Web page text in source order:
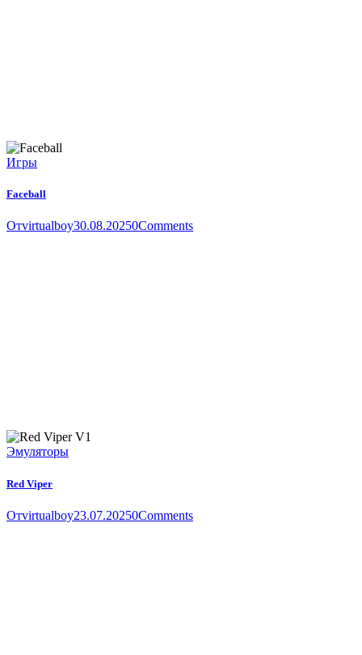
Игры
Faceball
Отvirtualboy30.08.20250Comments
Эмуляторы
Red Viper
Отvirtualboy23.07.20250Comments